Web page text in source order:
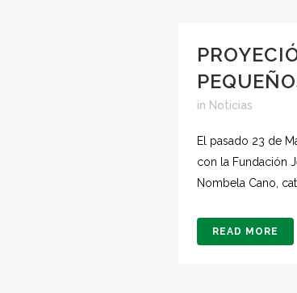
in Noticias
El pasado 23 de
con la Fundación
Nombela Cano,
READ MORE